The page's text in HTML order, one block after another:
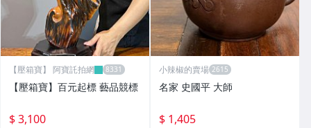
【壓箱寶】 阿寶託拍網
【壓箱寶】百元起標 藝品競標
$ 3,100
小辣椒的賣場
名家 史國平 大師
$ 1,405